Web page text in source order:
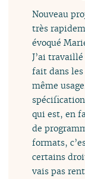
Nouveau
très
évoqué
J’ai
fait dans
même
qui est, en
de
formats,
certains
vais pas